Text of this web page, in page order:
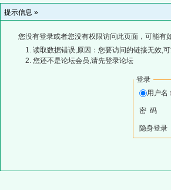
提示信息 »
您没有登录或者您没有权限访问此页面，可能有
读取数据错误,原因：您要访问的链接无效,
您还不是论坛会员,请先登录论坛
登录
用户名
密 码
隐身登录